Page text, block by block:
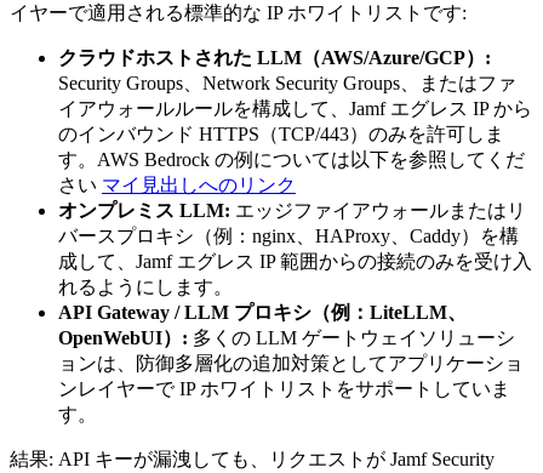
イヤーで適用される標準的な IP ホワイトリストです:
クラウドホストされた LLM（AWS/Azure/GCP）:
Security Groups、Network Security Groups、またはファ
イアウォールルールを構成して、Jamf エグレス IP から
のインバウンド HTTPS（TCP/443）のみを許可しま
す。AWS Bedrock の例については以下を参照してくだ
さい マイ見出しへのリンク
オンプレミス LLM: エッジファイアウォールまたはリ
バースプロキシ（例：nginx、HAProxy、Caddy）を構
成して、Jamf エグレス IP 範囲からの接続のみを受け入
れるようにします。
API Gateway / LLM プロキシ（例：LiteLLM、
OpenWebUI）: 多くの LLM ゲートウェイソリューシ
ョンは、防御多層化の追加対策としてアプリケーショ
ンレイヤーで IP ホワイトリストをサポートしていま
す。
結果: API キーが漏洩しても、リクエストが Jamf Security